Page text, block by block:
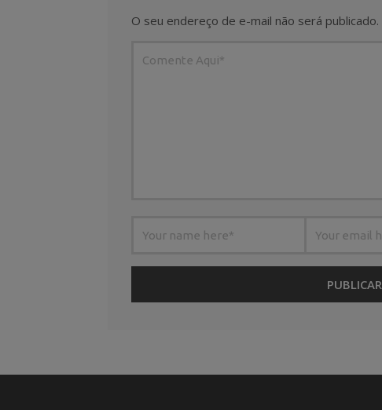
O seu endereço de e-mail não será publicado.